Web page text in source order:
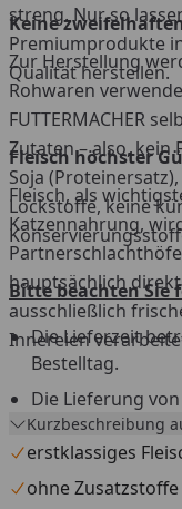
streng. Nur so
Premiumprodukte
Qualität herstellen.
Keine
Zur Herstellung
Rohwaren
FUTTERMACHER
Zutaten – also, kein
Soja
Lockstoffe, keine
Fleisch höchster
Fleisch, als
Katzennahrung,
hauptsächlich
ausschließlich
Innereien
Bitte beachten Sie
Die Lieferzeit
Bestelltag.
Die Lieferung
aus einem
Versandtage
Feiertagen.
Kurzbeschreibung
erstklassiges
ohne Zusatzstoffe